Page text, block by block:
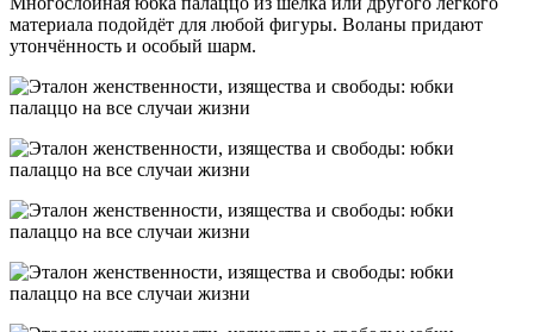
материала подойдёт для любой фигуры. Воланы придают
утончённость и особый шарм.